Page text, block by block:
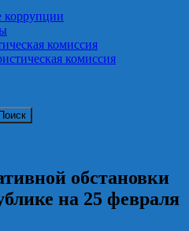
коррупции
комиссия
комиссия
обстановки
на 25 февраля